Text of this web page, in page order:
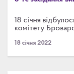
18 січня
комітету
виконавчого
18 січня 2022